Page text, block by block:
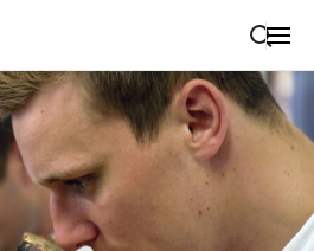
Suche schließen
erhalten